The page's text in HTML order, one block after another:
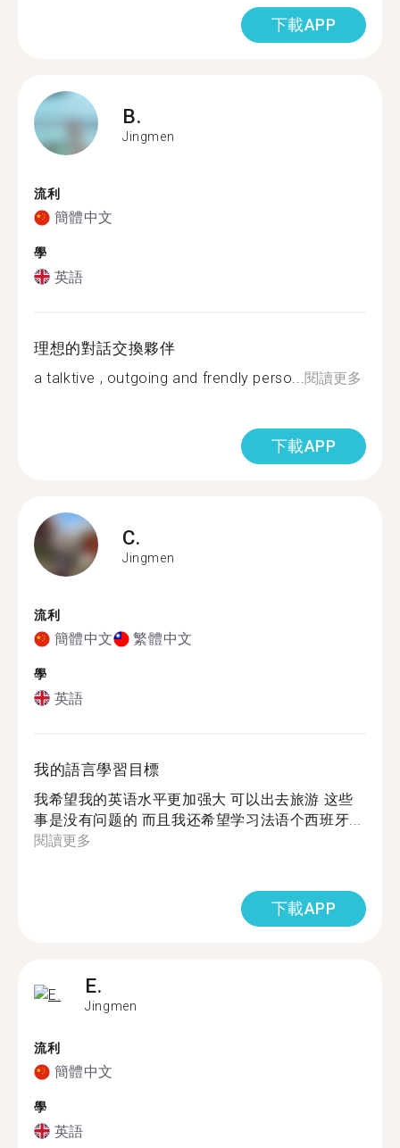
下載APP
B.
Jingmen
流利
簡體中文
學
英語
理想的對話交換夥伴
a talktive , outgoing and frendly perso... 閱讀更多
下載APP
C.
Jingmen
流利
簡體中文 繁體中文
學
英語
我的語言學習目標
我希望我的英语水平更加强大 可以出去旅游 这些
事是没有问题的 而且我还希望学习法语个西班牙...
閱讀更多
下載APP
E.
Jingmen
流利
簡體中文
學
英語